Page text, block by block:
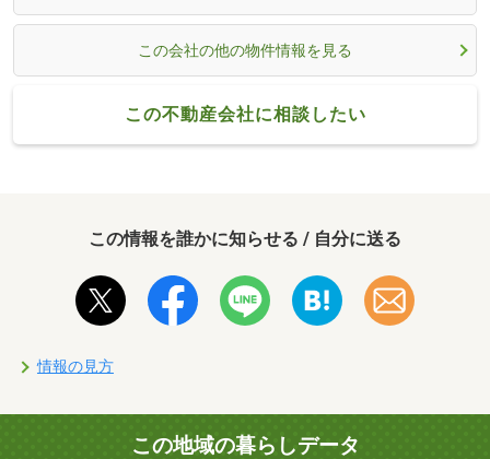
この会社の他の物件情報を見る
この不動産会社に相談したい
この情報を誰かに知らせる / 自分に送る
情報の見方
この地域の暮らしデータ